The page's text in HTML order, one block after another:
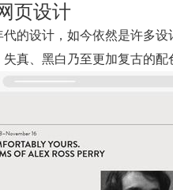
页设计
代的设计，如今依然是许多
真、黑白乃至更加复古的